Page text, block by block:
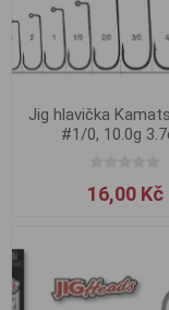
Jig hlavička
#1/0, 10.0g
16,00 Kč